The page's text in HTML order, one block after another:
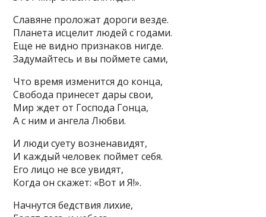
Славяне проложат дороги везде.
Планета исцелит людей с годами.
Еще не видно признаков нигде.
Задумайтесь и вы поймете сами,
Что время изменится до конца,
Свобода принесет дары свои,
Мир ждет от Господа Гонца,
А с ним и ангела Любви.
И люди суету возненавидят,
И каждый человек поймет себя.
Его лицо не все увидят,
Когда он скажет: «Вот и Я!».
Начнутся бедствия лихие,